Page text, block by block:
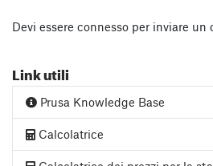
Devi essere connesso per inviare un
Link utili
Prusa Knowledge Base
Calcolatrice